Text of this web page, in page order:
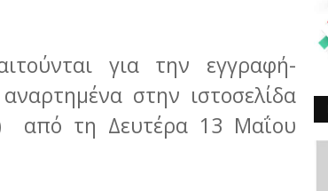
για την εγγραφή-
στην ιστοσελίδα
από τη Δευτέρα 13 Μαΐου